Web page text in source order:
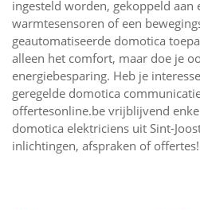
ingesteld worden, gekoppeld aan
warmtesensoren of een
geautomatiseerde domotica
alleen het comfort, maar doe je
energiebesparing. Heb je
geregelde domotica
offertesonline.be vrijblijvend
domotica elektriciens uit Sint-
inlichtingen, afspraken of offertes!